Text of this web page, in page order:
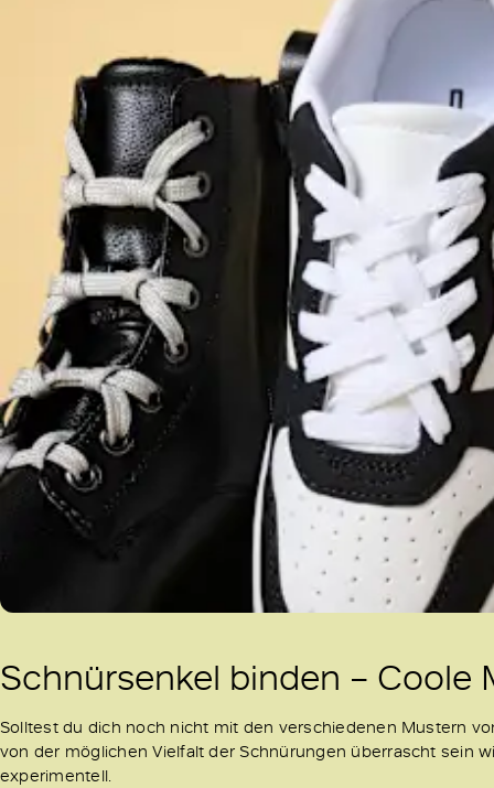
Schnürsenkel binden –
Solltest du dich noch nicht mit den verschiedenen Mustern
von der möglichen Vielfalt der Schnürungen überrascht sein
experimentell.